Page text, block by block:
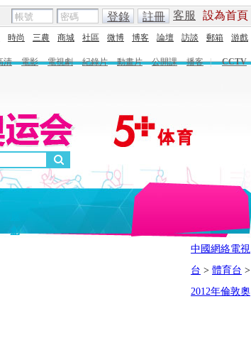
客服 設為首頁
登錄 註冊
時尚 三農 商城 社區 微博 博客 論壇 訪談 郵箱 游戲
清 電影 電視劇 紀錄片 動畫片 公開課 播客 |
CCTV
創
中國網絡電視
台 > 體育台 >
2012年倫敦奧